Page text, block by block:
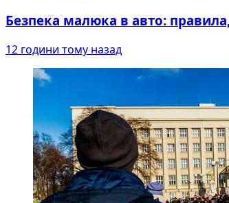
Безпека малюка в авто:
12 години тому назад